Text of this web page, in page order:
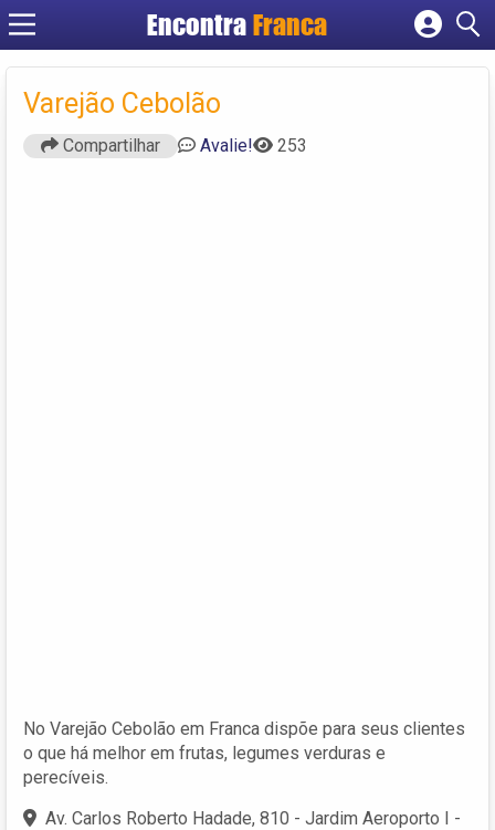
Encontra Franca
Cadastrar empresa
Varejão Cebolão
Compartilhar Avalie! 253
No Varejão Cebolão em Franca dispõe para seus clientes
o que há melhor em frutas, legumes verduras e
perecíveis.
Av. Carlos Roberto Hadade, 810 - Jardim Aeroporto I -